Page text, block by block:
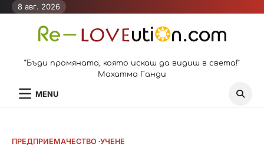
Skip8 авг. 2026
“Бъди промяната, която искаш да видиш в света!”
Махатма Ганди
MENU
ПРЕДПРИЕМАЧЕСТВО УЧЕНЕ